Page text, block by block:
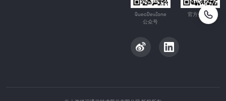
QuecDevZone
公众号
官方公众号